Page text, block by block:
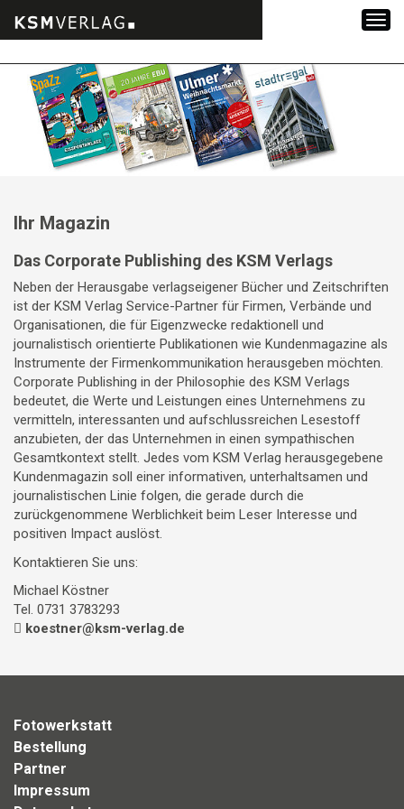
Inhalt
springen
Ihr Magazin
Das Corporate Publishing des KSM Verlags
Neben der Herausgabe verlagseigener Bücher und Zeitschriften
ist der KSM Verlag Service-Partner für Firmen, Verbände und
Organisationen, die für Eigenzwecke redaktionell und
journalistisch orientierte Publikationen wie Kundenmagazine als
Instrumente der Firmenkommunikation herausgeben möchten.
Corporate Publishing in der Philosophie des KSM Verlags
bedeutet, die Werte und Leistungen eines Unternehmens zu
vermitteln, interessanten und aufschlussreichen Lesestoff
anzubieten, der das Unternehmen in einen sympathischen
Gesamtkontext stellt. Jedes vom KSM Verlag herausgegebene
Kundenmagazin soll einer informativen, unterhaltsamen und
journalistischen Linie folgen, die gerade durch die
zurückgenommene Werblichkeit beim Leser Interesse und
positiven Impact auslöst.
Kontaktieren Sie uns:
Michael Köstner
Tel. 0731 3783293
koestner@ksm-verlag.de
Fotowerkstatt
Bestellung
Partner
Impressum